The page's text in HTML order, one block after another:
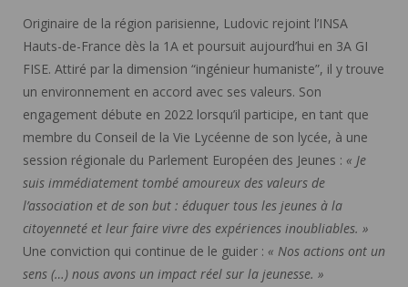
Originaire de la région parisienne, Ludovic rejoint l’INSA
Hauts-de-France dès la 1A et poursuit aujourd’hui en 3A GI
FISE. Attiré par la dimension “ingénieur humaniste”, il y trouve
un environnement en accord avec ses valeurs. Son
engagement débute en 2022 lorsqu’il participe, en tant que
membre du Conseil de la Vie Lycéenne de son lycée, à une
session régionale du Parlement Européen des Jeunes : « Je
suis immédiatement tombé amoureux des valeurs de
l’association et de son but : éduquer tous les jeunes à la
citoyenneté et leur faire vivre des expériences inoubliables. »
Une conviction qui continue de le guider : « Nos actions ont un
sens (…) nous avons un impact réel sur la jeunesse. »